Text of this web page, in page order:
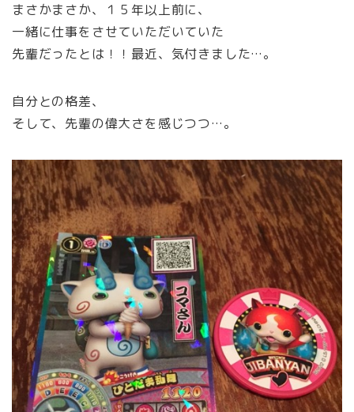
まさかまさか、１５年以上前に、
一緒に仕事をさせていただいていた
先輩だったとは！！最近、気付きました…。
自分との格差、
そして、先輩の偉大さを感じつつ…。